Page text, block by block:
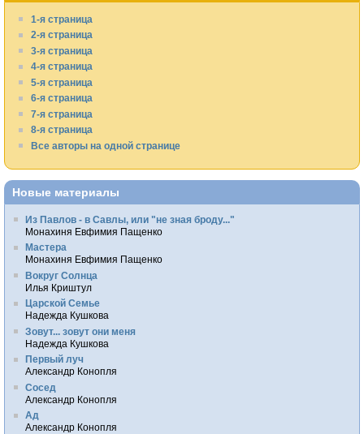
1-я страница
2-я страница
3-я страница
4-я страница
5-я страница
6-я страница
7-я страница
8-я страница
Все авторы на одной странице
Новые материалы
Из Павлов - в Савлы, или "не зная броду..."
Монахиня Евфимия Пащенко
Мастера
Монахиня Евфимия Пащенко
Вокруг Солнца
Илья Криштул
Царской Семье
Надежда Кушкова
Зовут... зовут они меня
Надежда Кушкова
Первый луч
Александр Конопля
Сосед
Александр Конопля
Ад
Александр Конопля